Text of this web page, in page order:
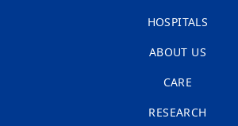
HOSPITALS
ABOUT US
CARE
RESEARCH